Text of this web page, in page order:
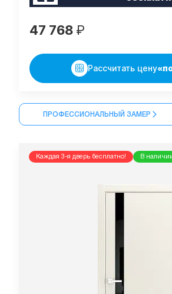
47 768 ₽
Рассчитать цену
ПРОФЕССИОНАЛЬНЫЙ ЗАМЕР
Каждая 3-я дверь бесплатно! В